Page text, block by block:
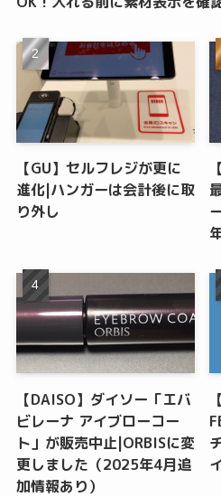
【GU】セルフレジが更に
進化|ハンガーは会計後に取
り外し
【DAISO】ダイソー「エバ
ビレーナ アイブローコー
ト」が販売中止|ORBISに変
更しました（2025年4月追
加情報あり）